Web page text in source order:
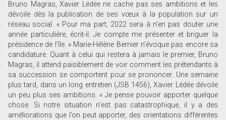
Bruno Magras, Xavier Lédée ne cache pas ses ambitions et les
dévoile dès la publication de ses vœux à la population sur un
réseau social. « Pour ma part, 2022 sera à n’en pas douter une
année particulière, écrit-il. Je compte me présenter et briguer la
présidence de l’île. » Marie-Hélène Bernier n’évoque pas encore sa
candidature. Quant à celui qui restera à jamais le premier, Bruno
Magras, il attend paisiblement de voir comment les prétendants à
sa succession se comportent pour se prononcer. Une semaine
plus tard, dans un long entretien (JSB 1456), Xavier Lédée dévoile
un peu plus ses ambitions. « Je pense pouvoir apporter quelque
chose. Si notre situation n’est pas catastrophique, il y a des
améliorations que l’on peut apporter, des orientations différentes